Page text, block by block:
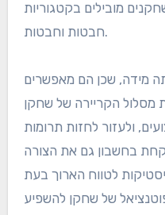
מובילים בקטגוריות
חבטות וחבטות.
מידה, שכן הם מאפשרים
מסלול הקריירה של שחקן
ולעזור לחזות תרומות
בחשבון גם את הצורה
לטווח הארוך בעת